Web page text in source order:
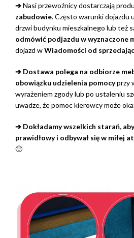
➔Nasi przewoźnicy dostarczają
zabudowie. Często warunki dojazdu
drzwi budynku mieszkalnego lub też
odmówić podjazdu w wyznaczone
dojazd wWiadomości od
➔ Dostawa polega na odbiorze
obowiązku udzielenia pomocyprzy
wyrażeniem zgody lub po ustaleniu
uwadze, że pomoc kierowcy może
➔ Dokładamy wszelkich starań,
prawidłowy i odbywał się w miłej
🙂